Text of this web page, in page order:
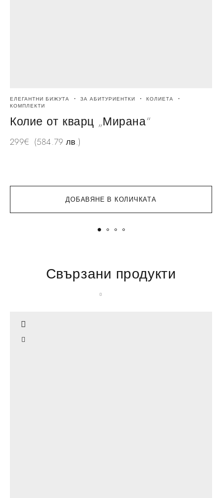
ДОБАВЯНЕ В КОЛИЧКАТА
ЕЛЕГАНТНИ БИЖУТА ЗА АБИТУРИЕНТКИ
КОЛИЕТА
КОМПЛЕКТИ
Колие от кварц „Мирана“
299€ (584.79 лв.)
Свързани продукти